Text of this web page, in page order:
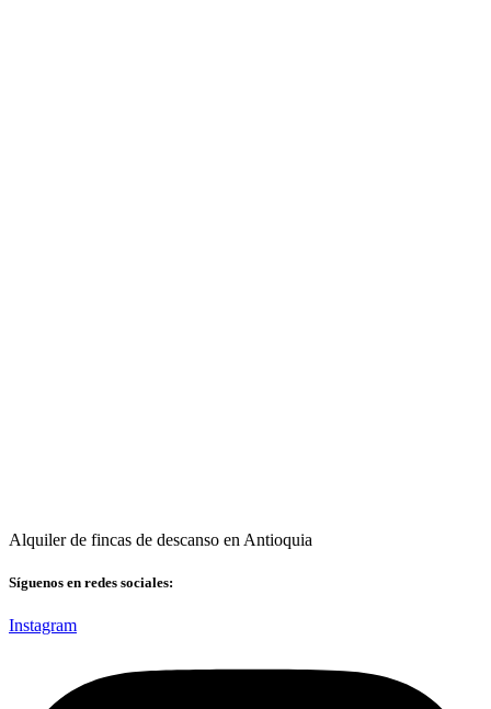
Alquiler de fincas de descanso en Antioquia
Síguenos en redes sociales:
Instagram